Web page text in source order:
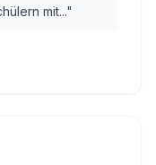
mit..."